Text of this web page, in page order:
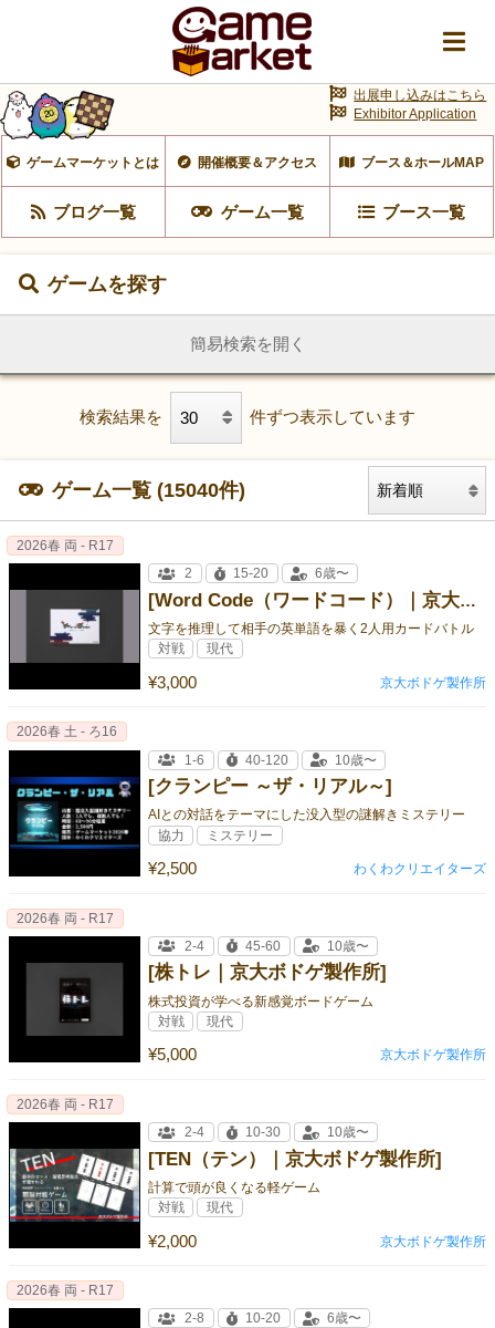
ゲームマーケットとは 開催概要＆アクセス ブース＆ホールMAP
ブログ一覧 ゲーム一覧 ブース一覧
出展申し込みはこちら
Exhibitor Application
ゲームを探す
簡易検索を開く
検索結果を 件ずつ表示しています
ゲーム一覧 (15040件)
[Word Code（ワードコード）｜京大ボドゲ製作所]
文字を推理して相手の英単語を暴く2人用カードバトル
¥3,000
2026春 両 - R17
2
15-20 6歳〜
対戦 現代
京大ボドゲ製作所
[クランピー ～ザ・リアル～]
AIとの対話をテーマにした没入型の謎解きミステリー
¥2,500
2026春 土 - ろ16
1-6
40-120 10歳〜
協力 ミステリー
わくわクリエイターズ
[株トレ｜京大ボドゲ製作所]
株式投資が学べる新感覚ボードゲーム
¥5,000
2026春 両 - R17
2-4
45-60 10歳〜
対戦 現代
京大ボドゲ製作所
[TEN（テン）｜京大ボドゲ製作所]
計算で頭が良くなる軽ゲーム
¥2,000
2026春 両 - R17
2-4
10-30 10歳〜
対戦 現代
京大ボドゲ製作所
2026春 両 - R17
2-8
10-20 6歳〜